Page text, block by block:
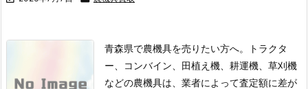
青森県で農機具を売りたい方へ。トラクタ
ー、コンバイン、田植え機、耕運機、草刈機
などの農機具は、業者によって査定額に差が